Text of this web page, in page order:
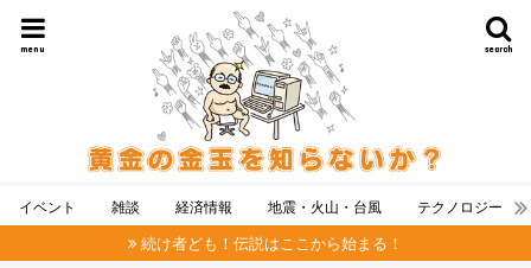
search
menu
イベント 雑談 経済情報 地震・火山・台風 テクノロジー
続け者ども！伝説はここから始まる！